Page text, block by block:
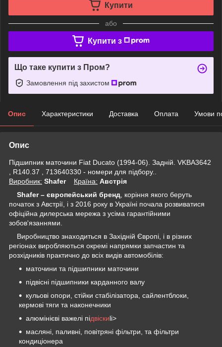
Купити
або
Купити з
Що таке купити з Пром?
Замовлення під захистом
Опис Характеристики Доставка Оплата Умови
Опис
Підшипник маточини Fiat Ducato (1994-06). Задній. VKBA3642
, R140.37 , 713640330 - номери для підбору..
Виробник: Shafer Крaїна: Австрія
Shafer – європейський бренд , коріння якого беруть
початок з Австрії, і з 2016 року в Україні почала розвиватися
офіційна дилерська мережа з усіма гарантійними
зобов'язаннями.
Виробництво знаходиться в Західній Європі, і в різних
регіонах виробляються окремі напрямки запчастин та
розхідників практично до всіх видів автомобілів:
маточини та підшипники маточини
підвісні підшипники карданного валу
кульові опори, стійки стабілізатора, сайлентблоки,
кермові тяги та наконечники
алюмінієві важелі підвіскиli>
масляні, паливні, повітряні фільтри, та фільтри
кондиціонера